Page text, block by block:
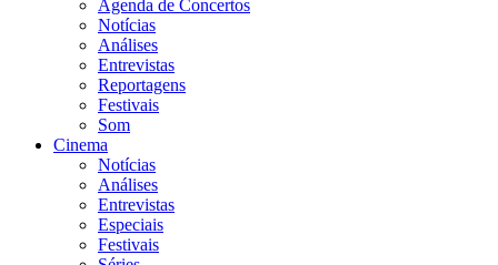
Agenda de Concertos
Notícias
Análises
Entrevistas
Reportagens
Festivais
Som
Cinema
Notícias
Análises
Entrevistas
Especiais
Festivais